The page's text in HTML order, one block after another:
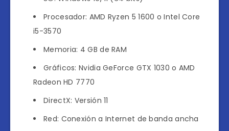
Procesador: AMD Ryzen 5 1600 o Intel Core
i5-3570
Memoria: 4 GB de RAM
Gráficos: Nvidia GeForce GTX 1030 o AMD
Radeon HD 7770
DirectX: Versión 11
Red: Conexión a Internet de banda ancha